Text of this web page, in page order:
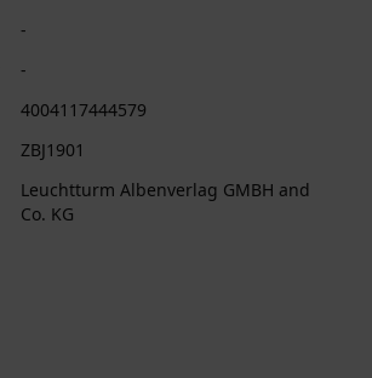
-
-
4004117444579
ZBJ1901
Leuchtturm Albenverlag GMBH and
Co. KG